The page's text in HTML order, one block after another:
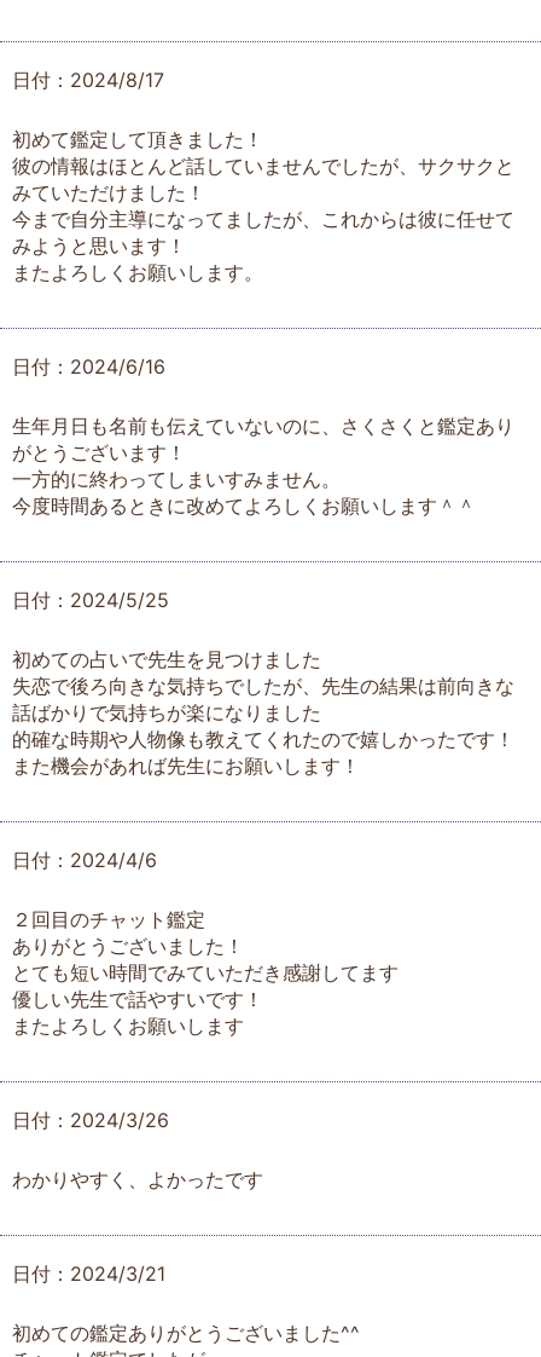
日付：2024/8/17
初めて鑑定して頂きました！
彼の情報はほとんど話していませんでしたが、サクサクと
みていただけました！
今まで自分主導になってましたが、これからは彼に任せて
みようと思います！
またよろしくお願いします。
日付：2024/6/16
生年月日も名前も伝えていないのに、さくさくと鑑定あり
がとうございます！
一方的に終わってしまいすみません。
今度時間あるときに改めてよろしくお願いします＾＾
日付：2024/5/25
初めての占いで先生を見つけました
失恋で後ろ向きな気持ちでしたが、先生の結果は前向きな
話ばかりで気持ちが楽になりました
的確な時期や人物像も教えてくれたので嬉しかったです！
また機会があれば先生にお願いします！
日付：2024/4/6
２回目のチャット鑑定
ありがとうございました！
とても短い時間でみていただき感謝してます
優しい先生で話やすいです！
またよろしくお願いします
日付：2024/3/26
わかりやすく、よかったです
日付：2024/3/21
初めての鑑定ありがとうございました^^